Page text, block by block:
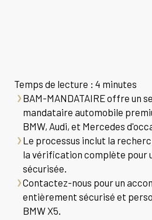
Temps de lecture : 4 minutes
BAM-MANDATAIRE offre un
mandataire automobile
BMW, Audi, et Mercedes
Le processus inclut la
la vérification complète pour
sécurisée.
Contactez-nous pour un
entièrement sécurisé et
BMW X5.